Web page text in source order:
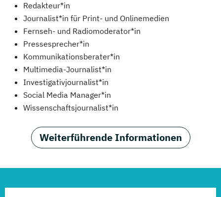
Redakteur*in
Journalist*in für Print- und Onlinemedien
Fernseh- und Radiomoderator*in
Pressesprecher*in
Kommunikationsberater*in
Multimedia-Journalist*in
Investigativjournalist*in
Social Media Manager*in
Wissenschaftsjournalist*in
Weiterführende Informationen